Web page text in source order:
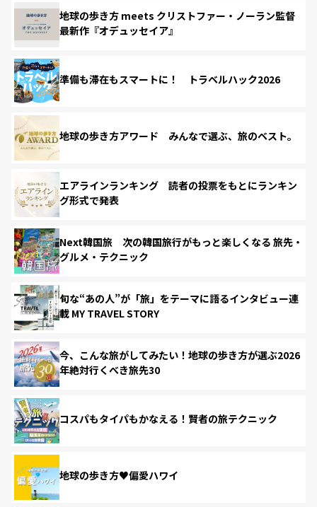
地球の歩き方 meets クリストファー・ノーラン監督
最新作『オデュッセイア』
準備も滞在もスマートに！ トラベルハック2026
地球の歩き方アワード みんなで選ぶ、旅のベスト。
エアラインランキング 読者の投票をもとにランキン
グ形式で発表
Next韓国旅 次の韓国旅行がもっと楽しくなる 旅先・
グルメ・テクニック
旬な“あの人”が「旅」をテーマに語るインタビュー連
載 MY TRAVEL STORY
今、こんな旅がしてみたい！地球の歩き方が選ぶ2026
年絶対行くべき旅先30
コスパもタイパもかなえる！賢者の旅テクニック
地球の歩き方♥偏愛ハワイ